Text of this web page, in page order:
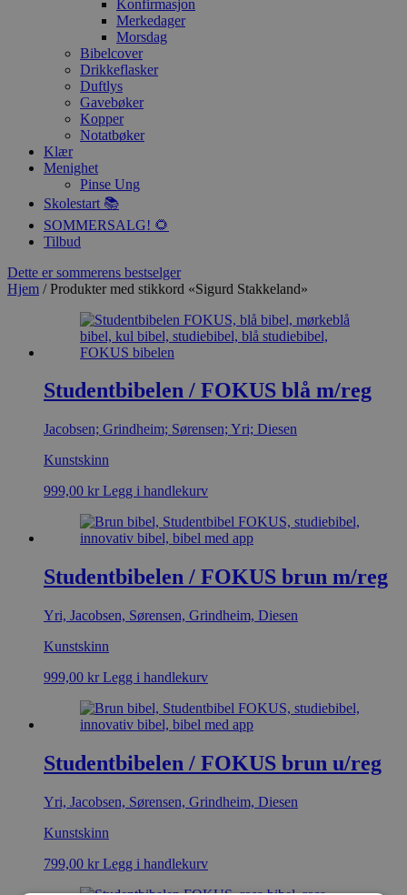
Konfirmasjon
Merkedager
Morsdag
Bibelcover
Drikkeflasker
Duftlys
Gavebøker
Kopper
Notatbøker
Klær
Menighet
Pinse Ung
Skolestart 📚
SOMMERSALG! 🌻
Tilbud
Dette er sommerens bestselger
Hjem / Produkter med stikkord «Sigurd Stakkeland»
Studentbibelen / FOKUS blå m/reg
Jacobsen; Grindheim; Sørensen; Yri; Diesen
Kunstskinn
999,00 kr Legg i handlekurv
Studentbibelen / FOKUS brun m/reg
Yri, Jacobsen, Sørensen, Grindheim, Diesen
Kunstskinn
999,00 kr Legg i handlekurv
Studentbibelen / FOKUS brun u/reg
Yri, Jacobsen, Sørensen, Grindheim, Diesen
Kunstskinn
799,00 kr Legg i handlekurv